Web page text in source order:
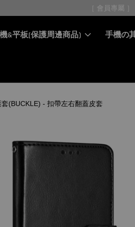
［ 會員專屬
&平板(保護周邊商品) 手機の
(BUCKLE) - 扣帶左右翻蓋皮套